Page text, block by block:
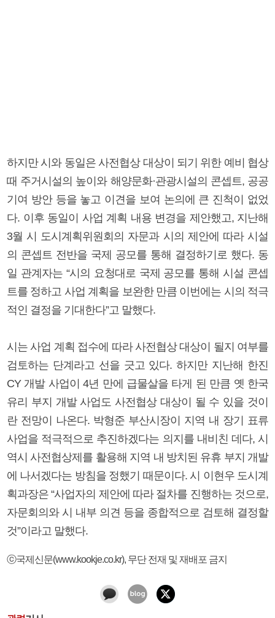
하지만 시와 동일은 사전협상 대상이 되기 위한 예비 협상
때 주거시설의 높이와 해양문화·관광시설의 콘셉트, 공공
기여 방안 등을 놓고 이견을 보여 논의에 큰 진척이 없었
다. 이후 동일이 사업 계획 내용 변경을 제안했고, 지난해
3월 시 도시계획위원회의 자문과 시의 제안에 따라 시설
의 콘셉트 전반을 국제 공모를 통해 결정하기로 했다. 동
일 관계자는 “시의 요청대로 국제 공모를 통해 시설 콘셉
트를 정하고 사업 계획을 보완한 만큼 이번에는 시의 적극
적인 결정을 기대한다”고 말했다.
시는 사업 계획 접수에 따라 사전협상 대상이 될지 여부를
검토하는 단계라고 선을 긋고 있다. 하지만 지난해 한진
CY 개발 사업이 4년 만에 급물살을 타게 된 만큼 옛 한국
유리 부지 개발 사업도 사전협상 대상이 될 수 있을 것이
란 전망이 나온다. 박형준 부산시장이 지역 내 장기 표류
사업을 적극적으로 추진하겠다는 의지를 내비친 데다, 시
역시 사전협상제를 활용해 지역 내 방치된 유휴 부지 개발
에 나서겠다는 방침을 정했기 때문이다. 시 이현우 도시계
획과장은 “사업자의 제안에 따라 절차를 진행하는 것으로,
자문회의와 시 내부 의견 등을 종합적으로 검토해 결정할
것”이라고 말했다.
ⓒ국제신문(www.kookje.co.kr), 무단 전재 및 재배포 금지